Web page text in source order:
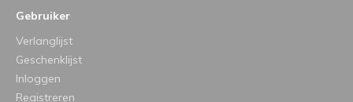
Gebruiker
Verlanglijst
Geschenklijst
Inloggen
Registreren